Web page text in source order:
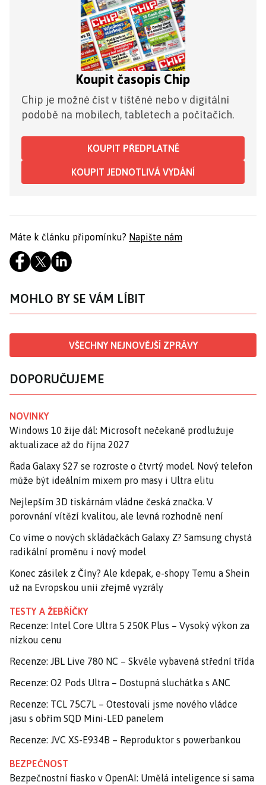
Koupit časopis Chip
Chip je možné číst v tištěné nebo v digitální
podobě na mobilech, tabletech a počítačích.
KOUPIT PŘEDPLATNÉ
KOUPIT JEDNOTLIVÁ VYDÁNÍ
Máte k článku připomínku? Napište nám
MOHLO BY SE VÁM LÍBIT
VŠECHNY NEJNOVĚJŠÍ ZPRÁVY
DOPORUČUJEME
NOVINKY
Windows 10 žije dál: Microsoft nečekaně prodlužuje
aktualizace až do října 2027
Řada Galaxy S27 se rozroste o čtvrtý model. Nový telefon
může být ideálním mixem pro masy i Ultra elitu
Nejlepším 3D tiskárnám vládne česká značka. V
porovnání vítězí kvalitou, ale levná rozhodně není
Co víme o nových skládačkách Galaxy Z? Samsung chystá
radikální proměnu i nový model
Konec zásilek z Číny? Ale kdepak, e-shopy Temu a Shein
už na Evropskou unii zřejmě vyzrály
TESTY A ŽEBŘÍČKY
Recenze: Intel Core Ultra 5 250K Plus – Vysoký výkon za
nízkou cenu
Recenze: JBL Live 780 NC – Skvěle vybavená střední třída
Recenze: O2 Pods Ultra – Dostupná sluchátka s ANC
Recenze: TCL 75C7L – Otestovali jsme nového vládce
jasu s obřím SQD Mini-LED panelem
Recenze: JVC XS-E934B – Reproduktor s powerbankou
BEZPEČNOST
Bezpečnostní fiasko v OpenAI: Umělá inteligence si sama